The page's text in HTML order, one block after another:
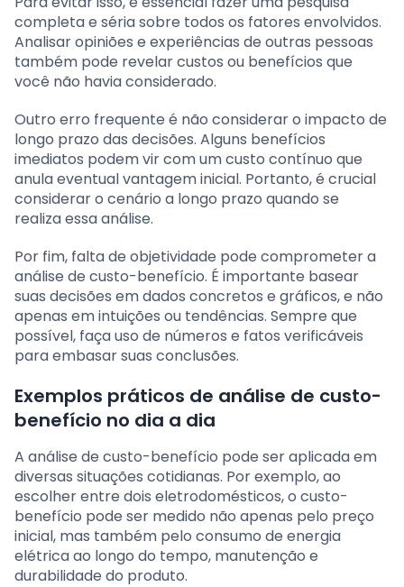
completa e séria sobre todos os fatores envolvidos.
Analisar opiniões e experiências de outras pessoas
também pode revelar custos ou benefícios que
você não havia considerado.
Outro erro frequente é não considerar o impacto de
longo prazo das decisões. Alguns benefícios
imediatos podem vir com um custo contínuo que
anula eventual vantagem inicial. Portanto, é crucial
considerar o cenário a longo prazo quando se
realiza essa análise.
Por fim, falta de objetividade pode comprometer a
análise de custo-benefício. É importante basear
suas decisões em dados concretos e gráficos, e não
apenas em intuições ou tendências. Sempre que
possível, faça uso de números e fatos verificáveis
para embasar suas conclusões.
Exemplos práticos de análise de custo-
benefício no dia a dia
A análise de custo-benefício pode ser aplicada em
diversas situações cotidianas. Por exemplo, ao
escolher entre dois eletrodomésticos, o custo-
benefício pode ser medido não apenas pelo preço
inicial, mas também pelo consumo de energia
elétrica ao longo do tempo, manutenção e
durabilidade do produto.